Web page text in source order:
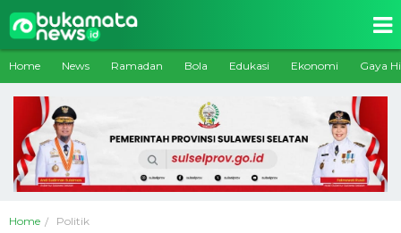
Home News Ramadan Bola Edukasi Ekonomi Gaya
Home Politik